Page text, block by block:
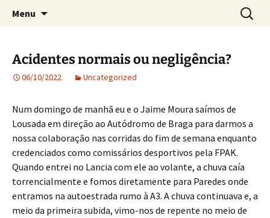
AO ACASO
Crónicas de José Carlos de Bessa Machado
Menu
Search
for:
Acidentes normais ou negligência?
06/10/2022 Uncategorized
Num domingo de manhã eu e o Jaime Moura saímos de
Lousada em direção ao Autódromo de Braga para darmos a
nossa colaboração nas corridas do fim de semana enquanto
credenciados como comissários desportivos pela FPAK.
Quando entrei no Lancia com ele ao volante, a chuva caía
torrencialmente e fomos diretamente para Paredes onde
entramos na autoestrada rumo à A3. A chuva continuava e, a
meio da primeira subida, vimo-nos de repente no meio de